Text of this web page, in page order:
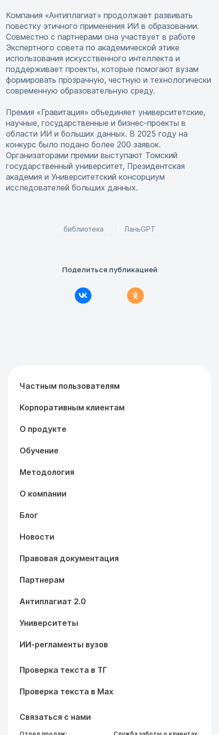
Компания «Антиплагиат» продолжает развивать
повестку этичного применения ИИ в образовании.
Совместно с партнерами она участвует в работе
Экспертного совета по академической этике
использования искусственного интеллекта и
поддерживает проекты, которые помогают вузам
формировать прозрачную, честную и технологически
современную образовательную среду.
Премия «Гравитация» объединяет университетские,
научные, государственные и бизнес-проекты в
области ИИ и больших данных. В 2025 году на
конкурс было подано более 200 заявок.
Организаторами премии выступают Томский
государственный университет, Президентская
академия и Университетский консорциум
исследователей больших данных.
библиотека ЛаньGPT
Поделиться публикацией
Частным пользователям
Корпоративным клиентам
О продукте
Обучение
Методология
О компании
Блог
Новости
Правовая документация
Партнерам
Антиплагиат 2.0
Университеты
ИИ-регламенты вузов
Проверка текста в ТГ
Проверка текста в Max
Связаться с нами